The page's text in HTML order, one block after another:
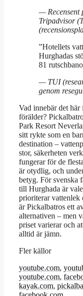
— Recensent
Tripadvisor
”Hotellets
Hurghadas
81
— TUI
genom
Vad innebär det
förälder?
Park Resort
sitt rykte som en
destination –
stor, säkerheten
fungerar för de
är otydlig, och
betyg. För svenska
till Hurghada är
prioriterar vattenlek
är Pickalbatros ett
alternativen – men
priset varierar och
alltid är jämn.
Fler källor
youtube.com,
youtube.com,
kayak.com,